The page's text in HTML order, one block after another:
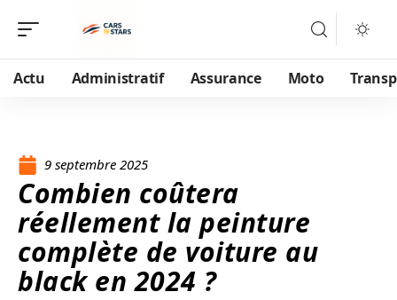
Actu Administratif Assurance Moto
9 septembre 2025
Combien coûtera
réellement la peinture
complète de voiture au
black en 2024 ?